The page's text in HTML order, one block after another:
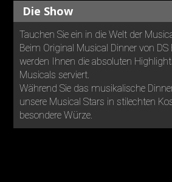
Die Show
Tauchen Sie ein in die Welt der
Beim Original Musical Dinner von
werden Ihnen die absoluten
Musicals serviert.
Während Sie das musikalische
unsere Musical Stars in stilechten
besondere Würze.